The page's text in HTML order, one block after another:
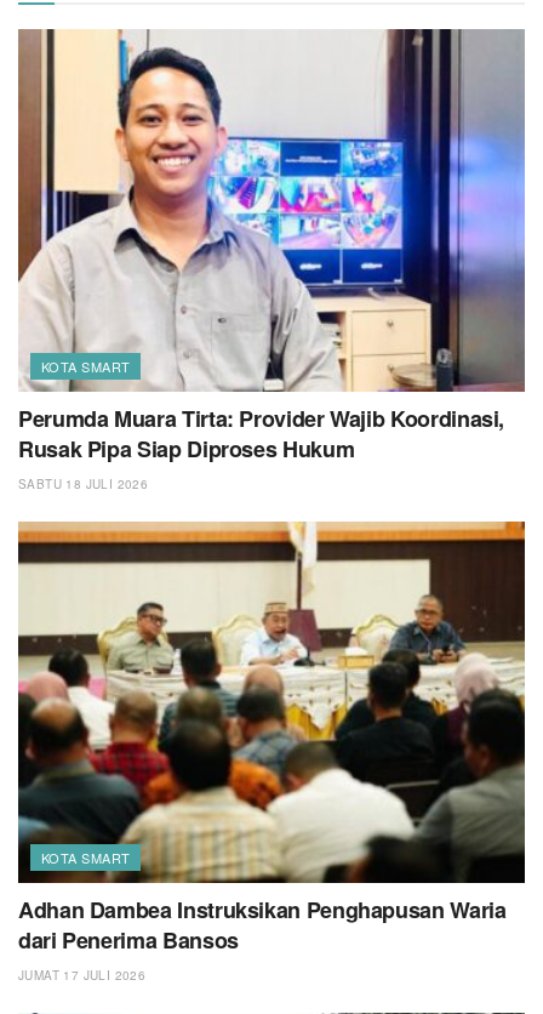
KOTA SMART
Perumda Muara Tirta: Provider Wajib Koordinasi,
Rusak Pipa Siap Diproses Hukum
SABTU 18 JULI 2026
KOTA SMART
Adhan Dambea Instruksikan Penghapusan Waria
dari Penerima Bansos
JUMAT 17 JULI 2026